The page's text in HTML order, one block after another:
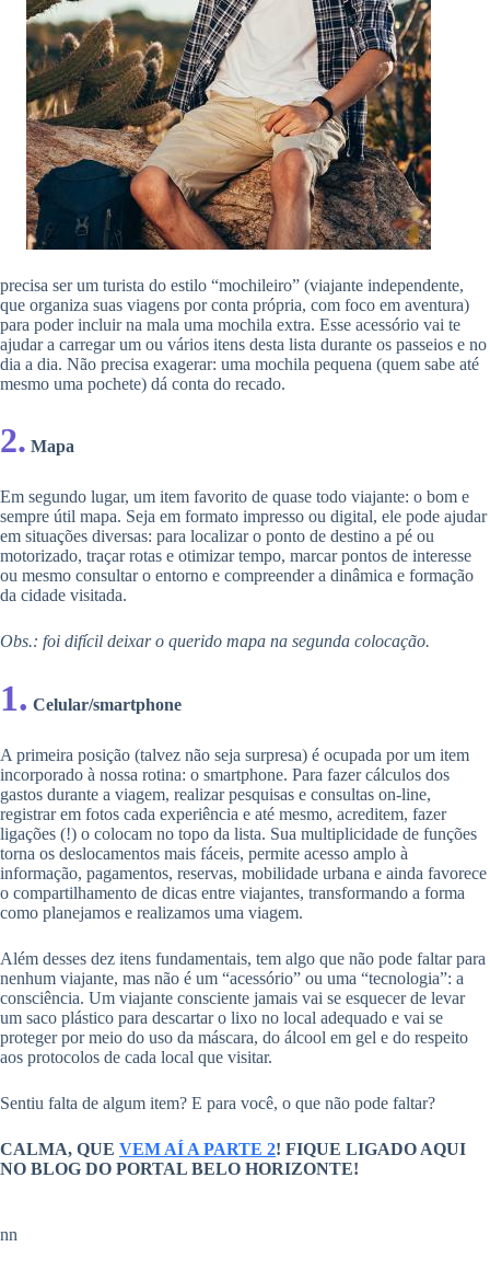
precisa ser um turista do estilo “mochileiro” (viajante independente,
que organiza suas viagens por conta própria, com foco em aventura)
para poder incluir na mala uma mochila extra. Esse acessório vai te
ajudar a carregar um ou vários itens desta lista durante os passeios e no
dia a dia. Não precisa exagerar: uma mochila pequena (quem sabe até
mesmo uma pochete) dá conta do recado.
2. Mapa
Em segundo lugar, um item favorito de quase todo viajante: o bom e
sempre útil mapa. Seja em formato impresso ou digital, ele pode ajudar
em situações diversas: para localizar o ponto de destino a pé ou
motorizado, traçar rotas e otimizar tempo, marcar pontos de interesse
ou mesmo consultar o entorno e compreender a dinâmica e formação
da cidade visitada.
Obs.: foi difícil deixar o querido mapa na segunda colocação.
1. Celular/smartphone
A primeira posição (talvez não seja surpresa) é ocupada por um item
incorporado à nossa rotina: o smartphone. Para fazer cálculos dos
gastos durante a viagem, realizar pesquisas e consultas on-line,
registrar em fotos cada experiência e até mesmo, acreditem, fazer
ligações (!) o colocam no topo da lista. Sua multiplicidade de funções
torna os deslocamentos mais fáceis, permite acesso amplo à
informação, pagamentos, reservas, mobilidade urbana e ainda favorece
o compartilhamento de dicas entre viajantes, transformando a forma
como planejamos e realizamos uma viagem.
Além desses dez itens fundamentais, tem algo que não pode faltar para
nenhum viajante, mas não é um “acessório” ou uma “tecnologia”: a
consciência. Um viajante consciente jamais vai se esquecer de levar
um saco plástico para descartar o lixo no local adequado e vai se
proteger por meio do uso da máscara, do álcool em gel e do respeito
aos protocolos de cada local que visitar.
Sentiu falta de algum item? E para você, o que não pode faltar?
CALMA, QUE VEM AÍ A PARTE 2! FIQUE LIGADO AQUI
NO BLOG DO PORTAL BELO HORIZONTE!
nn